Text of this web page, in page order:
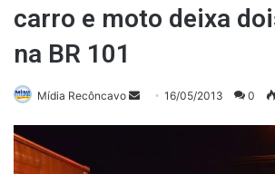
carro e moto deixa
na BR 101
Mídia Recôncavo
Mande16/05/2013 0